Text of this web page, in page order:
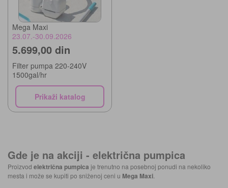
Mega Maxi
23.07.-30.09.2026
5.699,00 din
Filter pumpa 220-240V
1500gal/hr
Prikaži katalog
Gde je na akciji - električna pumpica
Proizvod električna pumpica je trenutno na posebnoj ponudi na nekoliko
mesta i može se kupiti po sniženoj ceni u Mega Maxi.